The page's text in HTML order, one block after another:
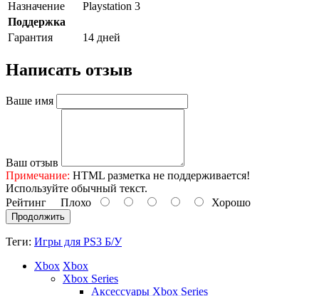
Назначение
Playstation 3
Поддержка
Гарантия
14 дней
Написать отзыв
Ваше имя
Ваш отзыв
Примечание: HTML разметка не поддерживается!
Используйте обычный текст.
Рейтинг Плохо Хорошо
Продолжить
Теги: Игры для PS3 Б/У
Xbox Xbox
Xbox Series
Аксессуары Xbox Series